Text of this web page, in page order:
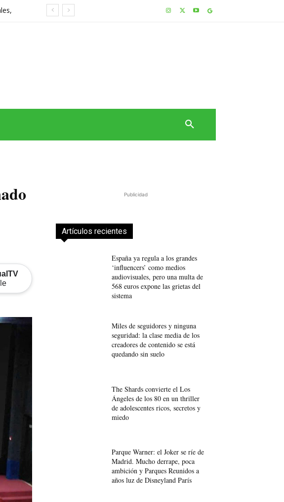
Publicidad
Artículos recientes
España ya regula a los grandes
‘influencers’ como medios
audiovisuales, pero una multa de
568 euros expone las grietas del
sistema
Miles de seguidores y ninguna
seguridad: la clase media de los
creadores de contenido se está
quedando sin suelo
The Shards convierte el Los
Ángeles de los 80 en un thriller
de adolescentes ricos, secretos y
miedo
Parque Warner: el Joker se ríe de
Madrid. Mucho derrape, poca
ambición y Parques Reunidos a
años luz de Disneyland París